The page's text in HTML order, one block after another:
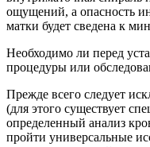
ощущений, а опасность
матки будет сведена к
Необходимо ли перед
процедуры или
Прежде всего следует
(для этого существует
определенный анализ
пройти универсальные